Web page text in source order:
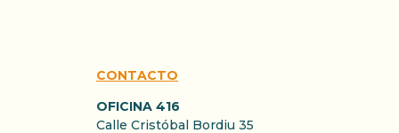
CONTACTO
OFICINA 416
Calle Cristóbal Bordiu 35